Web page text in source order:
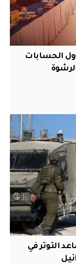
الحسابات
التوتر في